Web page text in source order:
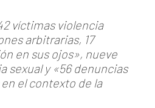
víctimas violencia
arbitrarias, 17
en sus ojos», nueve
sexual y «56 denuncias
el contexto de la